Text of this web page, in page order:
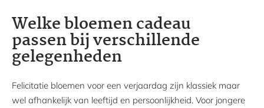
Welke bloemen cadeau
passen bij verschillende
gelegenheden
Felicitatie bloemen voor een verjaardag zijn klassiek maar
wel afhankelijk van leeftijd en persoonlijkheid. Voor jongere